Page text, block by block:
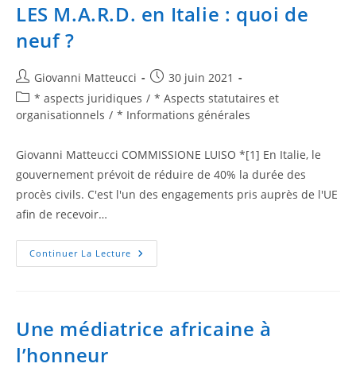
LES M.A.R.D. en Italie : quoi de
neuf ?
Giovanni Matteucci
30 juin 2021
* aspects juridiques / * Aspects statutaires et
organisationnels / * Informations générales
Giovanni Matteucci COMMISSIONE LUISO *[1] En Italie, le
gouvernement prévoit de réduire de 40% la durée des
procès civils. C'est l'un des engagements pris auprès de l'UE
afin de recevoir…
Continuer La Lecture
Une médiatrice africaine à
l’honneur